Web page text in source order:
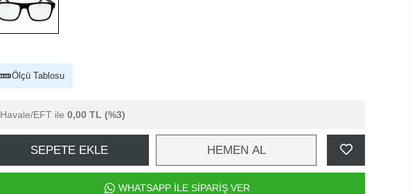
Ölçü Tablosu
Havale/EFT ile 0,00 TL (%3)
SEPETE EKLE HEMEN AL
WHATSAPP İLE SİPARİŞ VER